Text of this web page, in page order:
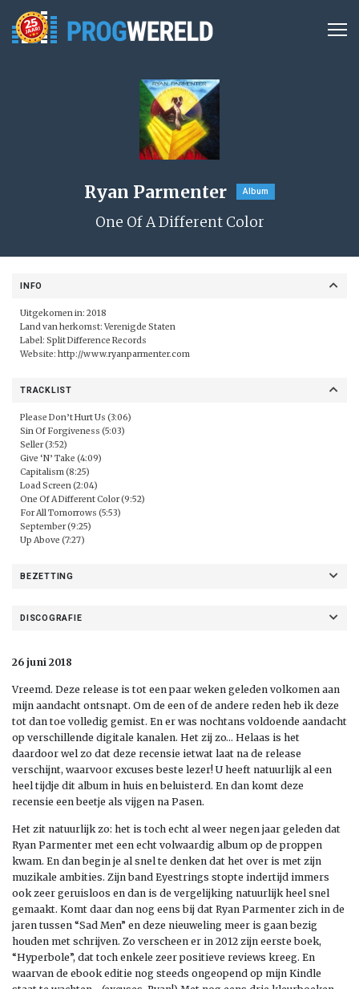
Ryan Parmenter Album
One Of A Different Color
INFO
Uitgekomen in: 2018
Land van herkomst: Verenigde Staten
Label: Split Difference Records
Website: http://www.ryanparmenter.com
TRACKLIST
Please Don’t Hurt Us (3:06)
Sin Of Forgiveness (5:03)
Seller (3:52)
Give ‘N’ Take (4:09)
Capitalism (8:25)
Load Screen (2:04)
One Of A Different Color (9:52)
For All Tomorrows (5:53)
September (9:25)
Up Above (7:27)
BEZETTING
DISCOGRAFIE
26 juni 2018
Vreemd. Deze release is tot een paar weken geleden volkomen aan
mijn aandacht ontsnapt. Om de een of de andere reden heb ik deze
tot dan toe volledig gemist. En er was nochtans voldoende aandacht
op verschillende digitale kanalen. Het zij zo… Helaas is het
daardoor wel zo dat deze recensie ietwat laat na de release
verschijnt, waarvoor excuses beste lezer! U heeft natuurlijk al een
heel tijdje dit album in huis en beluisterd. En dan komt deze
recensie een beetje als vijgen na Pasen.
Het zit natuurlijk zo: het is toch echt al weer negen jaar geleden dat
Ryan Parmenter met een echt volwaardig album op de proppen
kwam. En dan begin je al snel te denken dat het over is met zijn
muzikale ambities. Zijn band Eyestrings stopte indertijd immers
ook zeer geruisloos en dan is de vergelijking natuurlijk heel snel
gemaakt. Komt daar dan nog eens bij dat Ryan Parmenter zich in de
jaren tussen “Sad Men” en deze nieuweling meer is gaan bezig
houden met schrijven. Zo verscheen er in 2012 zijn eerste boek,
“Hyperbole”, dat toch enkele zeer positieve reviews kreeg. En
waarvan de ebook editie nog steeds ongeopend op mijn Kindle